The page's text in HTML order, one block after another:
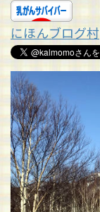
にほんブログ村